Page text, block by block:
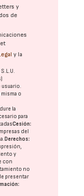
y
de
y la
o
la
para
Cesión:
del
Derechos:
y
con
no
presentar